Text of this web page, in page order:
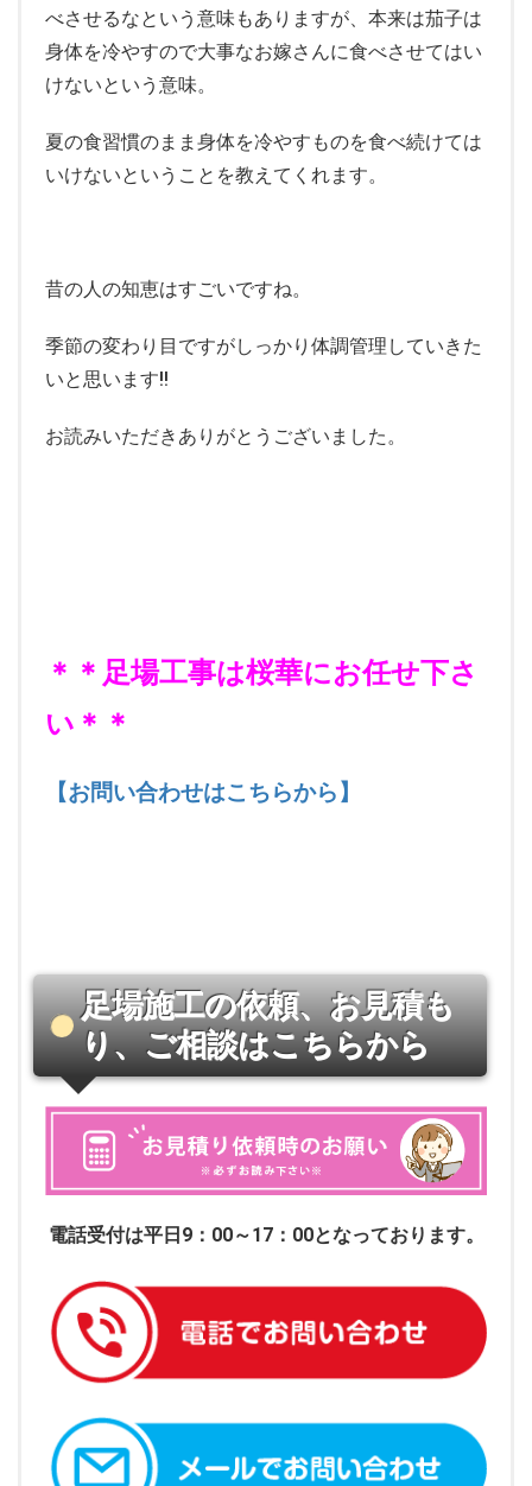
べさせるなという意味もありますが、本来は茄子は
身体を冷やすので大事なお嫁さんに食べさせてはい
けないという意味。
夏の食習慣のまま身体を冷やすものを食べ続けては
いけないということを教えてくれます。
昔の人の知恵はすごいですね。
季節の変わり目ですがしっかり体調管理していきた
いと思います!!
お読みいただきありがとうございました。
＊＊足場工事は桜華にお任せ下さ
い＊＊
【お問い合わせはこちらから】
足場施工の依頼、お見積も
り、ご相談はこちらから
電話受付は平日9：00～17：00となっております。